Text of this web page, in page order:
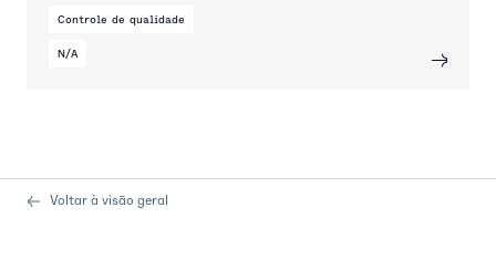
Controle de qualidade
N/A
Voltar à visão geral